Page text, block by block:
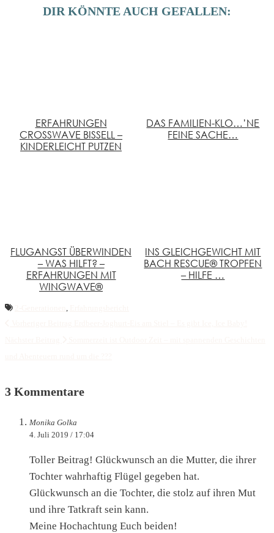
DIR KÖNNTE AUCH GEFALLEN:
ERFAHRUNGEN
CROSSWAVE BISSELL –
KINDERLEICHT PUTZEN
DAS FAMILIEN-KLO…’NE
FEINE SACHE…
FLUGANGST ÜBERWINDEN
– WAS HILFT? –
ERFAHRUNGEN MIT
WINGWAVE®
INS GLEICHGEWICHT MIT
BACH RESCUE® TROPFEN
– HILFE …
,
3 Kommentare
Monika Golka
4. Juli 2019 / 17:04
Toller Beitrag! Glückwunsch an die Mutter, die ihrer
Tochter wahrhaftig Flügel gegeben hat.
Glückwunsch an die Tochter, die stolz auf ihren Mut
und ihre Tatkraft sein kann.
Meine Hochachtung Euch beiden!